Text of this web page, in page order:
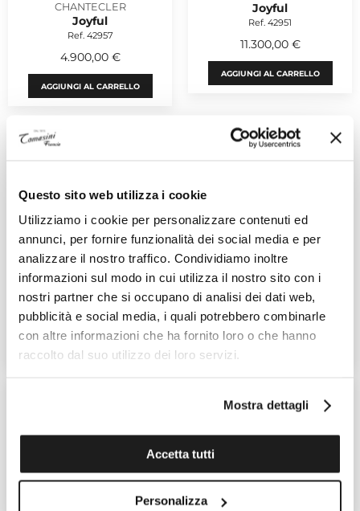
Questo sito web utilizza i cookie
Utilizziamo i cookie per personalizzare contenuti ed
annunci, per fornire funzionalità dei social media e per
analizzare il nostro traffico. Condividiamo inoltre
informazioni sul modo in cui utilizza il nostro sito con i
nostri partner che si occupano di analisi dei dati web,
pubblicità e social media, i quali potrebbero combinarle
con altre informazioni che ha fornito loro o che hanno
raccolto dal suo utilizzo dei loro servizi.
Mostra dettagli
Accetta tutti
Personalizza
CHANTECLER
Joyful
Ref. 42957
4.900,00 €
AGGIUNGI AL CARRELLO
Joyful
Ref. 42951
11.300,00 €
AGGIUNGI AL CARRELLO
CHANTECLER
Joyful
Ref. 42950
7.250,00 €
CHANTECLER
Joyful
Ref. 41970
2.650,00 €